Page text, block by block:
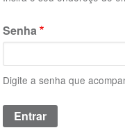
Senha
Digite a senha que